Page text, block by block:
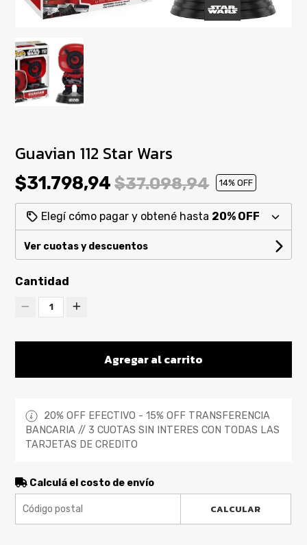
Guavian 112 Star Wars
$31.798,94$37.098,94 14% OFF
Elegí cómo pagar y obtené hasta 20% OFF
Ver cuotas y descuentos
Cantidad
1
Agregar al carrito
20% OFF EFECTIVO - 15% OFF TRANSFERENCIA
BANCARIA // 3 CUOTAS SIN INTERES CON TODAS LAS
TARJETAS DE CREDITO
Calculá el costo de envío
CALCULAR